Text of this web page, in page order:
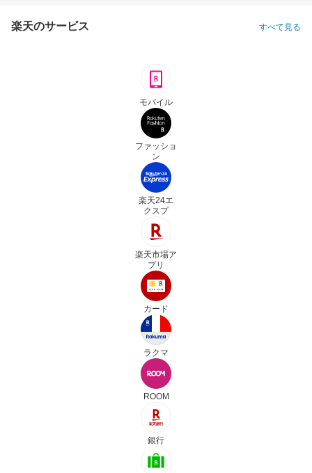
楽天のサービス すべて見る
モバイル
ファッショ
ン
楽天24エ
クスプ
楽天市場ア
プリ
カード
ラクマ
ROOM
銀行